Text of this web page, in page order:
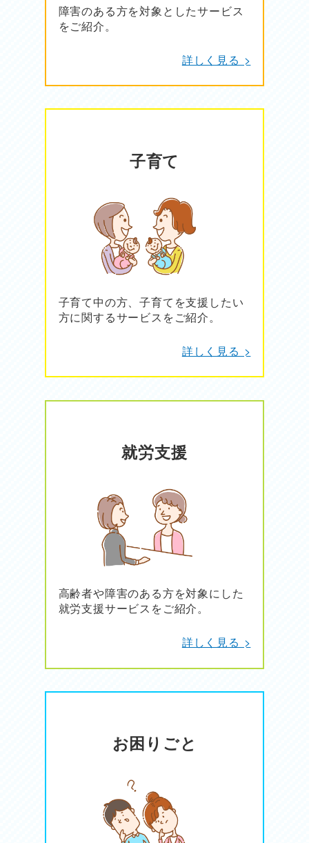
障害のある方を対象としたサービス
をご紹介。
詳しく見る >
子育て
子育て中の方、子育てを支援したい
方に関するサービスをご紹介。
詳しく見る >
就労支援
高齢者や障害のある方を対象にした
就労支援サービスをご紹介。
詳しく見る >
お困りごと